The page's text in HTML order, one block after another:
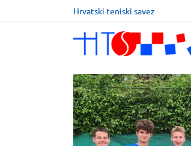
Hrvatski teniski savez